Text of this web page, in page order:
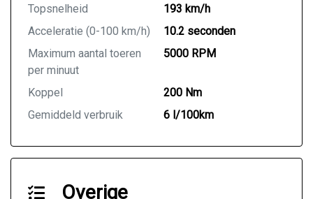
Topsnelheid
193 km/h
Acceleratie (0-100 km/h)
10.2 seconden
Maximum aantal toeren
per minuut
5000 RPM
Koppel
200 Nm
Gemiddeld verbruik
6 l/100km
Overige